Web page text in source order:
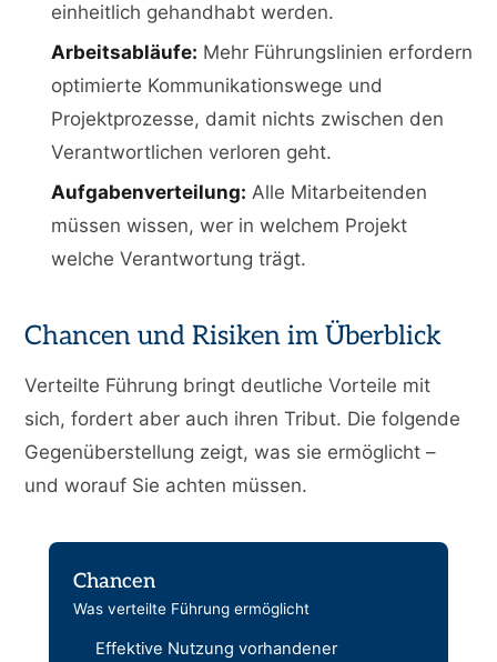
einheitlich gehandhabt werden.
Arbeitsabläufe: Mehr Führungslinien erfordern
optimierte Kommunikationswege und
Projektprozesse, damit nichts zwischen den
Verantwortlichen verloren geht.
Aufgabenverteilung: Alle Mitarbeitenden
müssen wissen, wer in welchem Projekt
welche Verantwortung trägt.
Chancen und Risiken im Überblick
Verteilte Führung bringt deutliche Vorteile mit
sich, fordert aber auch ihren Tribut. Die folgende
Gegenüberstellung zeigt, was sie ermöglicht –
und worauf Sie achten müssen.
Chancen
Was verteilte Führung ermöglicht
Effektive Nutzung vorhandener